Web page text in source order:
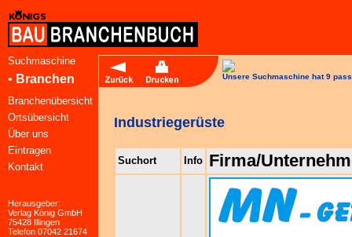
Suchmaschine
• Branchen
Branchenübersicht
Ortsübersicht
Über uns
Eintragen
Kontakt
Herausgeber:
Verlag König GmbH
75428 Illingen
Telefon 07042 21674
Unsere Suchmaschine hat 9
Industriegerüste
Suchort Info Firma/